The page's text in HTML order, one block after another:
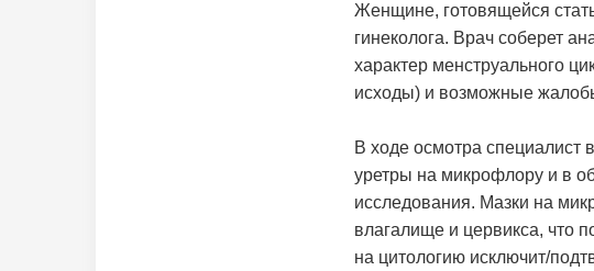
Женщине, готовящейся
гинеколога. Врач соберет
характер менструального
исходы) и возможные
В ходе осмотра специалист
уретры на микрофлору и в
исследования. Мазки на
влагалище и цервикса, что
на цитологию исключит/